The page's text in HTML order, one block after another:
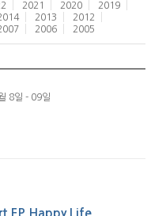
2021 2020
2019
2013
2012
2006 2005
8일 - 09일
FP Happy Life